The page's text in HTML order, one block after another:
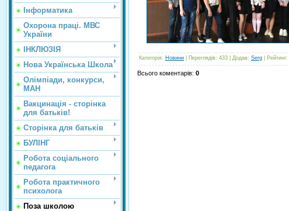
Інформатика
Охорона праці. МВС
України
ІНКЛЮЗІЯ
Нова Українська Школа
Олімпіади, конкурси,
МАН
Вакцинація - сторінка
для батьків!
Сторінка для батьків
БУЛІНГ
Робота соціального
педагога
Робота практичного
психолога
Поза школою
Категорія: Новини Переглядів: 433 | Додав: Serg Рейтинг:
Всього коментарів: 0